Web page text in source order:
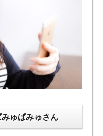
ゅぱみゅさん